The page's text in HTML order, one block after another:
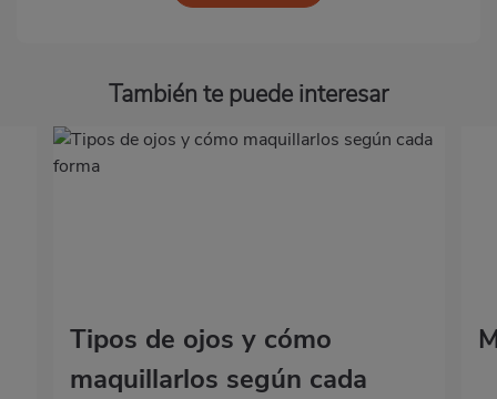
También te puede interesar
Tipos de ojos y cómo
maquillarlos según cada